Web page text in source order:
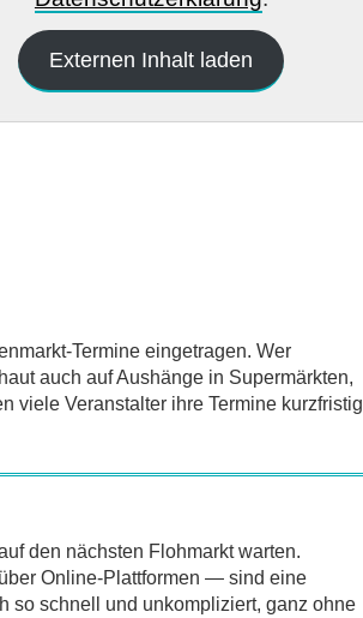
Externen Inhalt laden
Termine eingetragen. Wer
auch auf Aushänge in Supermärkten,
viele Veranstalter ihre Termine kurzfristig
den nächsten Flohmarkt warten.
Online-Plattformen — sind eine
so schnell und unkompliziert, ganz ohne